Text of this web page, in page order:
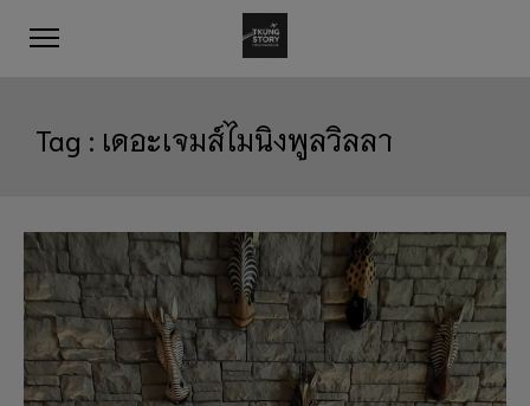
Tag : เดอะเจมส์ไมนิงพูลวิลลา